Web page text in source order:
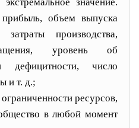
объем выпуска
производства,
уровень об
дефицитности, число
и т. д.;
ниченности ресурсов,
в любой момент